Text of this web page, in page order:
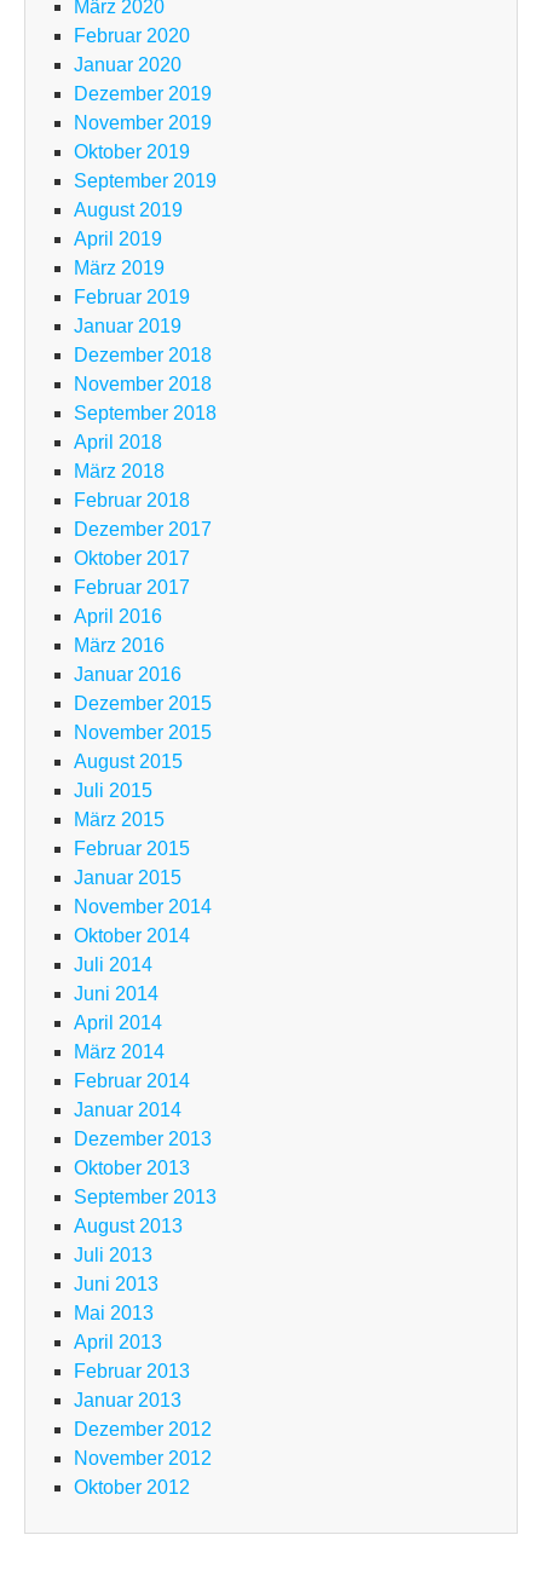
März 2020
Februar 2020
Januar 2020
Dezember 2019
November 2019
Oktober 2019
September 2019
August 2019
April 2019
März 2019
Februar 2019
Januar 2019
Dezember 2018
November 2018
September 2018
April 2018
März 2018
Februar 2018
Dezember 2017
Oktober 2017
Februar 2017
April 2016
März 2016
Januar 2016
Dezember 2015
November 2015
August 2015
Juli 2015
März 2015
Februar 2015
Januar 2015
November 2014
Oktober 2014
Juli 2014
Juni 2014
April 2014
März 2014
Februar 2014
Januar 2014
Dezember 2013
Oktober 2013
September 2013
August 2013
Juli 2013
Juni 2013
Mai 2013
April 2013
Februar 2013
Januar 2013
Dezember 2012
November 2012
Oktober 2012